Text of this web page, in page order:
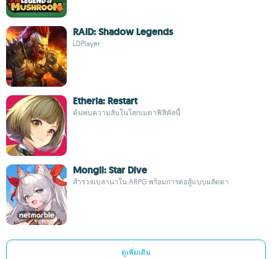
RAID: Shadow Legends
LDPlayer
Etheria: Restart
ค้นพบความลับในโลกเมตาฟิสิคัลนี้
Mongil: Star Dive
สำรวจเบลานาใน ARPG พร้อมการต่อสู้แบบผลัดตา
ดูเพิ่มเติม